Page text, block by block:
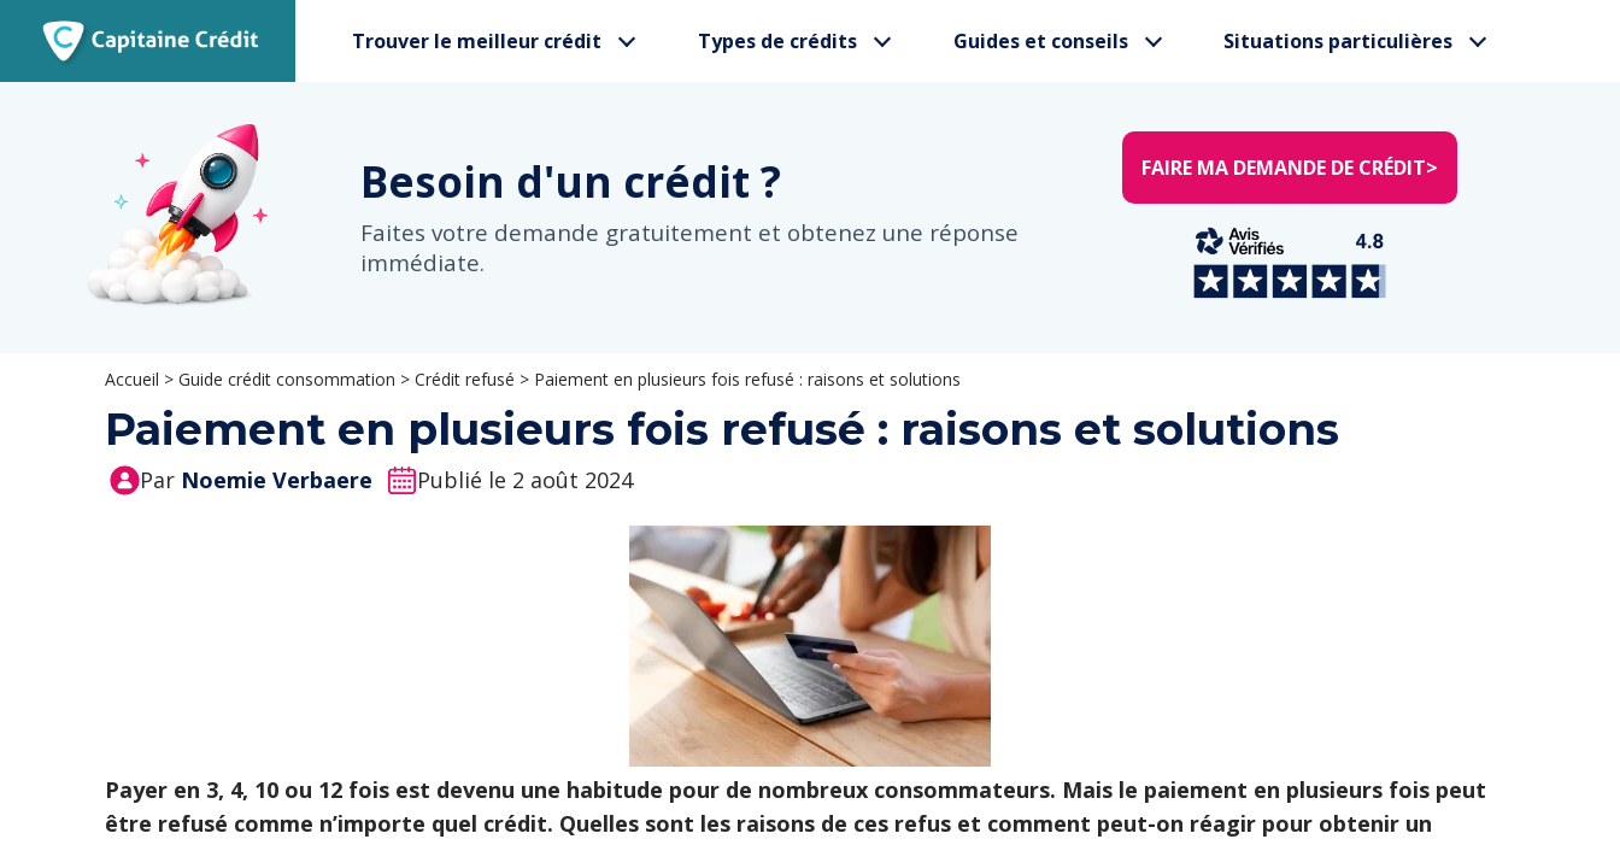
Trouver le meilleur crédit Types de crédits Guides et conseils Situations particulières
Besoin d'un crédit ?
Faites votre demande gratuitement et obtenez une réponse
immédiate.
FAIRE MA DEMANDE DE CRÉDIT>
Accueil > Guide crédit consommation > Crédit refusé > Paiement en plusieurs fois refusé : raisons et solutions
Paiement en plusieurs fois refusé : raisons et solutions
Par Noemie Verbaere Publié le 2 août 2024
Payer en 3, 4, 10 ou 12 fois est devenu une habitude pour de nombreux consommateurs. Mais le paiement en plusieurs fois peut
être refusé comme n’importe quel crédit. Quelles sont les raisons de ces refus et comment peut-on réagir pour obtenir un